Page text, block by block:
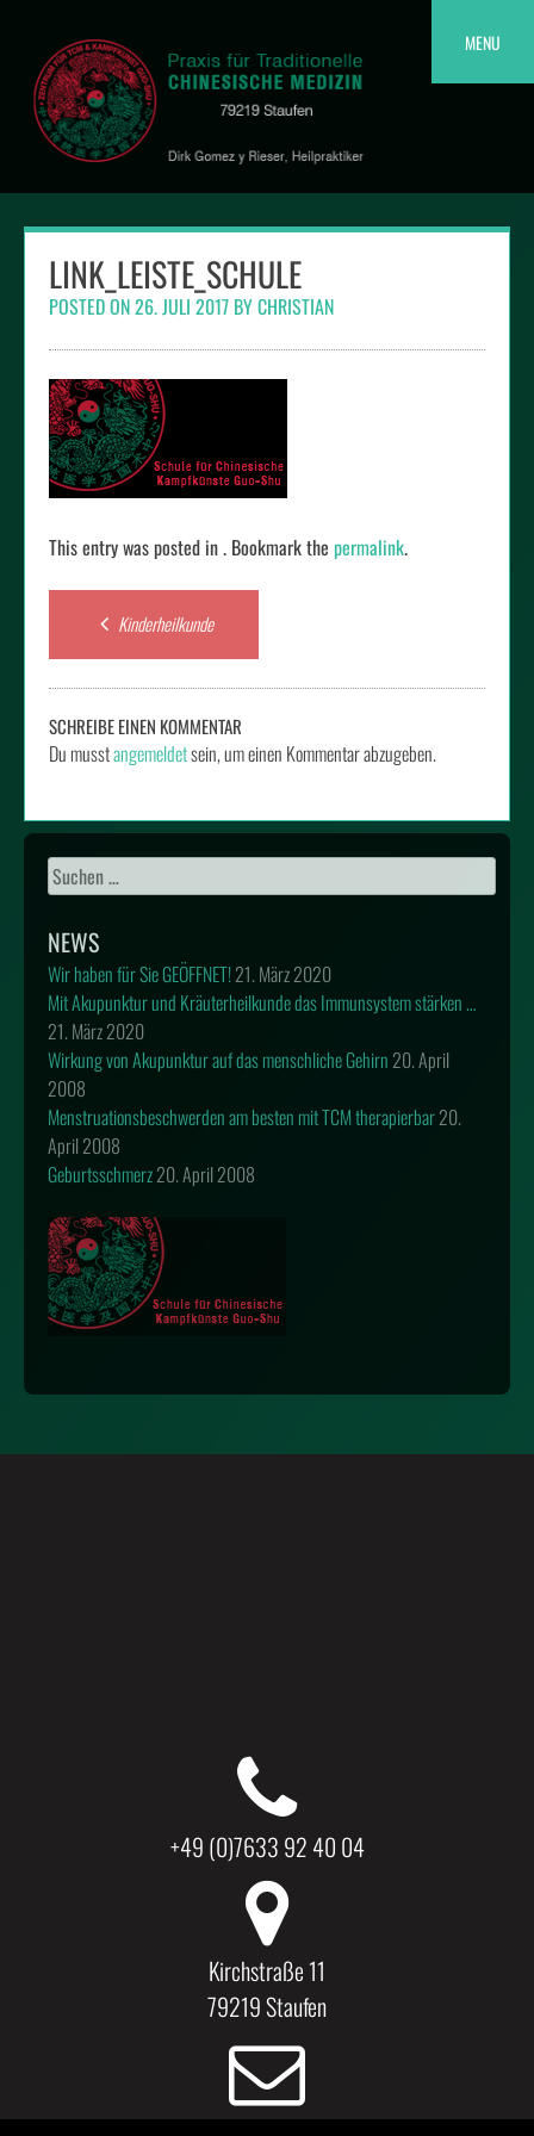
content
MENU
LINK_LEISTE_SCHULE
POSTED ON26. JULI 2017 BYCHRISTIAN
This entry was posted in . Bookmark the permalink.
Post
navigation
Kinderheilkunde
SCHREIBE EINEN KOMMENTAR
Du musstangemeldetsein, um einen Kommentar abzugeben.
Suchen
nach:
NEWS
Wir haben für Sie GEÖFFNET!21. März 2020
Mit Akupunktur und Kräuterheilkunde das Immunsystem stärken …
21. März 2020
Wirkung von Akupunktur auf das menschliche Gehirn20. April
2008
Menstruationsbeschwerden am besten mit TCM therapierbar20.
April 2008
Geburtsschmerz20. April 2008
+49 (0)7633 92 40 04
Kirchstraße 11
79219 Staufen